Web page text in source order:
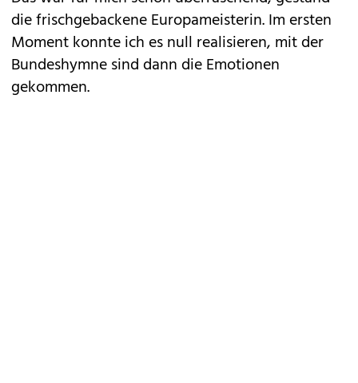
die frischgebackene Europameisterin. Im ersten
Moment konnte ich es null realisieren, mit der
Bundeshymne sind dann die Emotionen
gekommen.